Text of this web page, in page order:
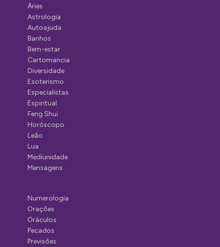
Áries
Astrologia
Autoajuda
Banhos
Bem-estar
Cartomancia
Diversidade
Esoterismo
Especialistas
Espiritual
Feng Shui
Horóscopo
Leão
Lua
Mediunidade
Mensagens
Numerologia
Orações
Oráculos
Pecados
Previsões